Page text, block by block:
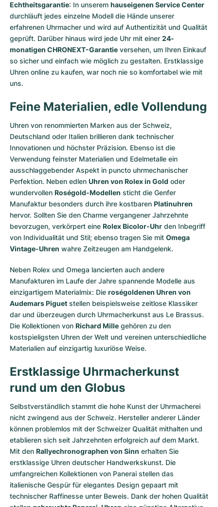
Echtheitsgarantie: In unserem hauseigenen Service Center
durchläuft jedes einzelne Modell die Hände unserer
erfahrenen Uhrmacher und wird auf Authentizität und Qualität
geprüft. Darüber hinaus wird jede Uhr mit einer 24-
monatigen CHRONEXT-Garantie versehen, um Ihren Einkauf
so sicher und einfach wie möglich zu gestalten. Erstklassige
Uhren online zu kaufen, war noch nie so komfortabel wie mit
uns.
Feine Materialien, edle Vollendung
Uhren von renommierten Marken aus der Schweiz,
Deutschland oder Italien brillieren dank technischer
Innovationen und höchster Präzision. Ebenso ist die
Verwendung feinster Materialien und Edelmetalle ein
ausschlaggebender Aspekt in puncto uhrmechanischer
Perfektion. Neben edlen Uhren von Rolex in Gold oder
wundervollen Roségold-Modellen sticht die Genfer
Manufaktur besonders durch ihre kostbaren Platinuhren
hervor. Sollten Sie den Charme vergangener Jahrzehnte
bevorzugen, verkörpert eine Rolex Bicolor-Uhr den Inbegriff
von Individualität und Stil; ebenso tragen Sie mit Omega
Vintage-Uhren wahre Zeitzeugen am Handgelenk.
Neben Rolex und Omega lancierten auch andere
Manufakturen im Laufe der Jahre spannende Modelle aus
einzigartigem Materialmix: Die roségoldenen Uhren von
Audemars Piguet stellen beispielsweise zeitlose Klassiker
dar und überzeugen durch Uhrmacherkunst aus Le Brassus.
Die Kollektionen von Richard Mille gehören zu den
kostspieligsten Uhren der Welt und vereinen unterschiedliche
Materialien auf einzigartig luxuriöse Weise.
Erstklassige Uhrmacherkunst
rund um den Globus
Selbstverständlich stammt die hohe Kunst der Uhrmacherei
nicht zwingend aus der Schweiz. Hersteller anderer Länder
können problemlos mit der Schweizer Qualität mithalten und
etablieren sich seit Jahrzehnten erfolgreich auf dem Markt.
Mit den Rallyechronographen von Sinn erhalten Sie
erstklassige Uhren deutscher Handwerkskunst. Die
umfangreichen Kollektionen von Panerai stellen das
italienische Gespür für elegantes Design gepaart mit
technischer Raffinesse unter Beweis. Dank der hohen Qualität